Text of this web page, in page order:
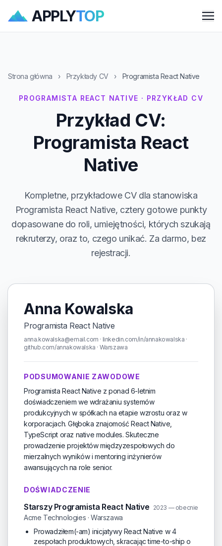
APPLYTOP
Strona główna › Przykłady CV › Programista React Native
PROGRAMISTA REACT NATIVE · PRZYKŁAD CV
Przykład CV:
Programista React
Native
Kompletne, przykładowe CV dla stanowiska
Programista React Native, cztery gotowe punkty
dopasowane do roli, umiejętności, których szukają
rekruterzy, oraz to, czego unikać. Za darmo, bez
rejestracji.
Anna Kowalska
Programista React Native
anna.kowalska@email.com · linkedin.com/in/annakowalska ·
github.com/annakowalska · Warszawa
PODSUMOWANIE ZAWODOWE
Programista React Native z ponad 6-letnim
doświadczeniem we wdrażaniu systemów
produkcyjnych w spółkach na etapie wzrostu oraz w
korporacjach. Głęboka znajomość React Native,
TypeScript oraz native modules. Skuteczne
prowadzenie projektów międzyzespołowych do
mierzalnych wyników i mentoring inżynierów
awansujących na role senior.
DOŚWIADCZENIE
Starszy Programista React Native 2023 — obecnie
Acme Technologies · Warszawa
Prowadziłem(-am) inicjatywy React Native w 4
zespołach produktowych, skracając time-to-ship o